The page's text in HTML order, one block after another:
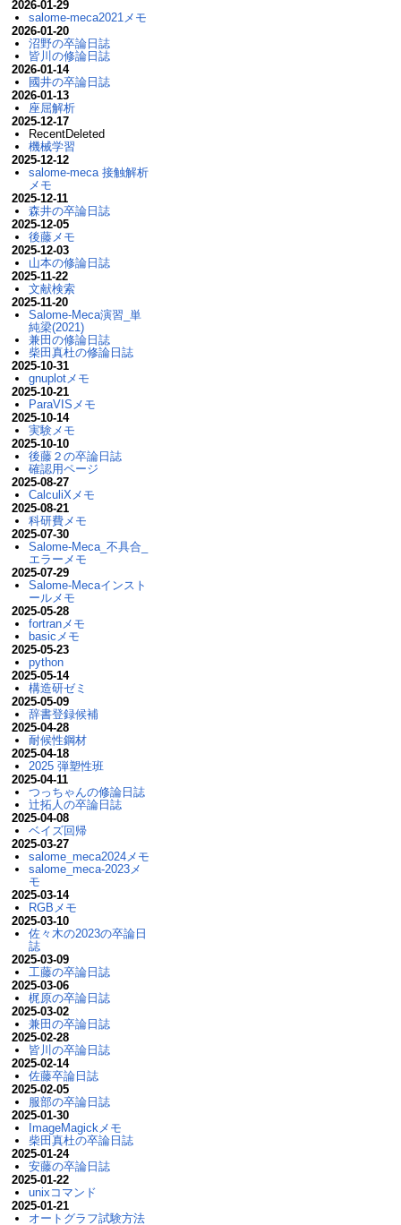
2026-01-29
salome-meca2021メモ
2026-01-20
沼野の卒論日誌
皆川の修論日誌
2026-01-14
國井の卒論日誌
2026-01-13
座屈解析
2025-12-17
RecentDeleted
機械学習
2025-12-12
salome-meca 接触解析
メモ
2025-12-11
森井の卒論日誌
2025-12-05
後藤メモ
2025-12-03
山本の修論日誌
2025-11-22
文献検索
2025-11-20
Salome-Meca演習_単
純梁(2021)
兼田の修論日誌
柴田真杜の修論日誌
2025-10-31
gnuplotメモ
2025-10-21
ParaVISメモ
2025-10-14
実験メモ
2025-10-10
後藤２の卒論日誌
確認用ページ
2025-08-27
CalculiXメモ
2025-08-21
科研費メモ
2025-07-30
Salome-Meca_不具合_
エラーメモ
2025-07-29
Salome-Mecaインスト
ールメモ
2025-05-28
fortranメモ
basicメモ
2025-05-23
python
2025-05-14
構造研ゼミ
2025-05-09
辞書登録候補
2025-04-28
耐候性鋼材
2025-04-18
2025 弾塑性班
2025-04-11
つっちゃんの修論日誌
辻拓人の卒論日誌
2025-04-08
ベイズ回帰
2025-03-27
salome_meca2024メモ
salome_meca-2023メ
モ
2025-03-14
RGBメモ
2025-03-10
佐々木の2023の卒論日
誌
2025-03-09
工藤の卒論日誌
2025-03-06
梶原の卒論日誌
2025-03-02
兼田の卒論日誌
2025-02-28
皆川の卒論日誌
2025-02-14
佐藤卒論日誌
2025-02-05
服部の卒論日誌
2025-01-30
ImageMagickメモ
柴田真杜の卒論日誌
2025-01-24
安藤の卒論日誌
2025-01-22
unixコマンド
2025-01-21
オートグラフ試験方法